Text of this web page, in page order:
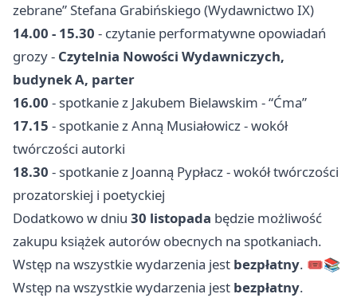
zebrane” Stefana Grabińskiego (Wydawnictwo IX)
14.00 - 15.30 - czytanie performatywne opowiadań
grozy - Czytelnia Nowości Wydawniczych,
budynek A, parter
16.00 - spotkanie z Jakubem Bielawskim - “Ćma”
17.15 - spotkanie z Anną Musiałowicz - wokół
twórczości autorki
18.30 - spotkanie z Joanną Pypłacz - wokół twórczości
prozatorskiej i poetyckiej
Dodatkowo w dniu 30 listopada będzie możliwość
zakupu książek autorów obecnych na spotkaniach.
Wstęp na wszystkie wydarzenia jest bezpłatny. 🎟️📚
Wstęp na wszystkie wydarzenia jest bezpłatny.